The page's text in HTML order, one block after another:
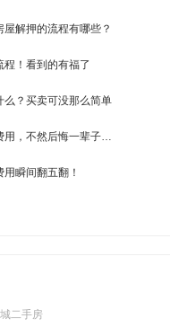
解押的流程有哪些？
！看到的有福了
么？买卖可没那么简单
用，不然后悔一辈子…
瞬间翻五翻！
二手房